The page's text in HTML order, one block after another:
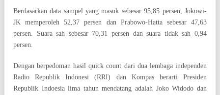
Berdasarkan data sampel yang masuk sebesar 95,85 persen, Jokowi-
JK memperoleh 52,37 persen dan Prabowo-Hatta sebesar 47,63
persen. Suara sah sebesar 70,31 persen dan suara tidak sah 0,94
persen.
Dengan berpedoman hasil quick count dari dua lembaga independen
Radio Republik Indonesi (RRI) dan Kompas berarti Presiden
Republik Indoesia lima tahun mendatang adalah Joko Widodo dan